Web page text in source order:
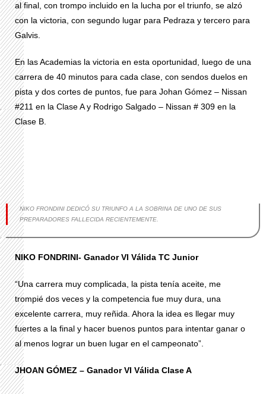
al final, con trompo incluido en la lucha por el triunfo, se alzó
con la victoria, con segundo lugar para Pedraza y tercero para
Galvis.
En las Academias la victoria en esta oportunidad, luego de una
carrera de 40 minutos para cada clase, con sendos duelos en
pista y dos cortes de puntos, fue para Johan Gómez – Nissan
#211 en la Clase A y Rodrigo Salgado – Nissan # 309 en la
Clase B.
NIKO FRONDINI DEDICÓ SU TRIUNFO A LA SOBRINA DE UNO DE SUS
PREPARADORES FALLECIDA RECIENTEMENTE.
NIKO FONDRINI- Ganador VI Válida TC Junior
“Una carrera muy complicada, la pista tenía aceite, me
trompié dos veces y la competencia fue muy dura, una
excelente carrera, muy reñida. Ahora la idea es llegar muy
fuertes a la final y hacer buenos puntos para intentar ganar o
al menos lograr un buen lugar en el campeonato”.
JHOAN GÓMEZ – Ganador VI Válida Clase A